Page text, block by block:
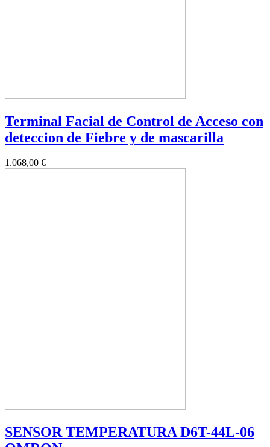
Terminal Facial de Control de Acceso con
deteccion de Fiebre y de mascarilla
1.068,00 €
SENSOR TEMPERATURA D6T-44L-06